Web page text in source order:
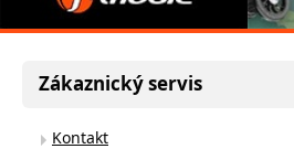
Zákaznický servis
Kontakt